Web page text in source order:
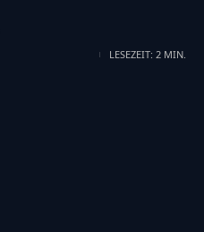
LESEZEIT: 2 MIN.